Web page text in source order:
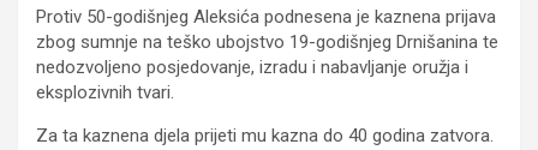
Protiv 50-godišnjeg Aleksića podnesena je kaznena prijava
zbog sumnje na teško ubojstvo 19-godišnjeg Drnišanina te
nedozvoljeno posjedovanje, izradu i nabavljanje oružja i
eksplozivnih tvari.
Za ta kaznena djela prijeti mu kazna do 40 godina zatvora.